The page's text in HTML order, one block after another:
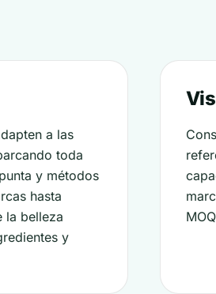
a las
toda
y métodos
hasta
la belleza
y